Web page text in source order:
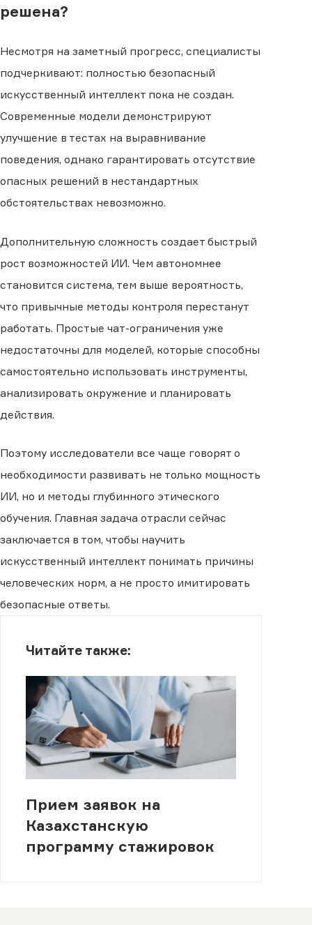
решена?
Несмотря на заметный прогресс, специалисты
подчеркивают: полностью безопасный
искусственный интеллект пока не создан.
Современные модели демонстрируют
улучшение в тестах на выравнивание
поведения, однако гарантировать отсутствие
опасных решений в нестандартных
обстоятельствах невозможно.
Дополнительную сложность создает быстрый
рост возможностей ИИ. Чем автономнее
становится система, тем выше вероятность,
что привычные методы контроля перестанут
работать. Простые чат-ограничения уже
недостаточны для моделей, которые способны
самостоятельно использовать инструменты,
анализировать окружение и планировать
действия.
Поэтому исследователи все чаще говорят о
необходимости развивать не только мощность
ИИ, но и методы глубинного этического
обучения. Главная задача отрасли сейчас
заключается в том, чтобы научить
искусственный интеллект понимать причины
человеческих норм, а не просто имитировать
безопасные ответы.
Читайте также:
Прием заявок на
Казахстанскую
программу стажировок